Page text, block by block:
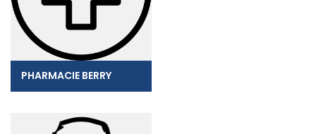
PHARMACIE BERRY